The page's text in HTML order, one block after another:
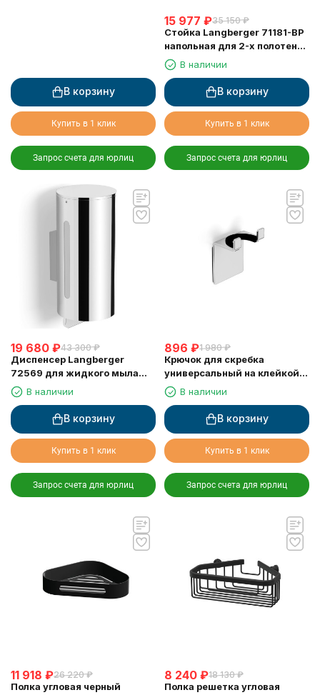
В корзину
Купить в 1 клик
Запрос счета для юрлиц
15 977 ₽35 150 ₽
Стойка Langberger 71181-BP
напольная для 2-х полотенец
чернаяВ наличии
В корзину
Купить в 1 клик
Запрос счета для юрлиц
19 680 ₽43 300 ₽
Диспенсер Langberger
72569 для жидкого мыла
хромированный к стене
круглый 300 мл
В наличии
В корзину
Купить в 1 клик
Запрос счета для юрлиц
896 ₽1 980 ₽
Крючок для скребка
универсальный на клейкой
основе LANGBERGER 75183-
10-00
В наличии
В корзину
Купить в 1 клик
Запрос счета для юрлиц
11 918 ₽26 220 ₽
Полка угловая черный
8 240 ₽18 130 ₽
Полка решетка угловая